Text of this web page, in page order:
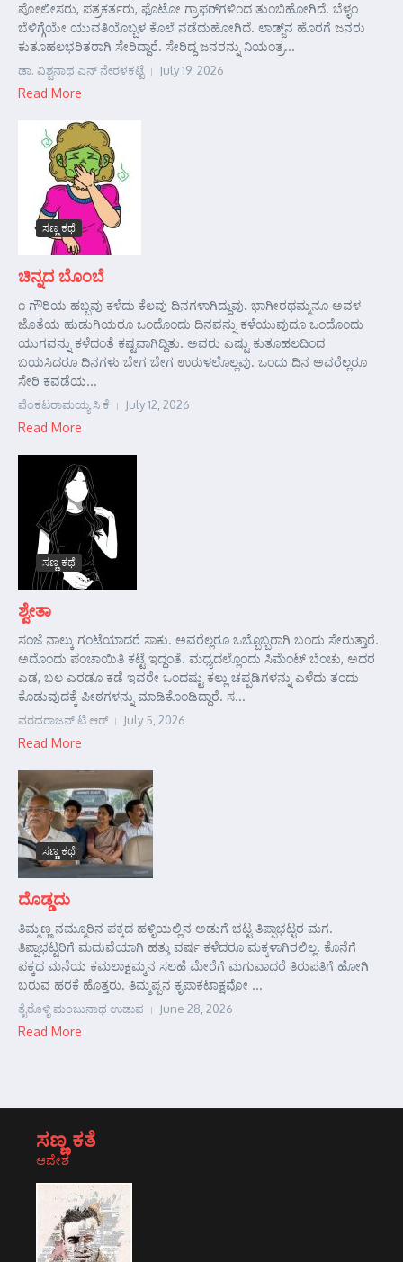
ಪೋಲೀಸರು, ಪತ್ರಕರ್ತರು, ಫೊಟೋ ಗ್ರಾಫರ್‌ಗಳಿಂದ ತುಂಬಿಹೋಗಿದೆ. ಬೆಳ್ಳಂ
ಬೆಳಿಗ್ಗೆಯೇ ಯುವತಿಯೊಬ್ಬಳ ಕೊಲೆ ನಡೆದುಹೋಗಿದೆ. ಲಾಡ್ಜ್‌ನ ಹೊರಗೆ ಜನರು
ಕುತೂಹಲಭರಿತರಾಗಿ ಸೇರಿದ್ದಾರೆ. ಸೇರಿದ್ದ ಜನರನ್ನು ನಿಯಂತ್ರ...
ಡಾ. ವಿಶ್ವನಾಥ ಎನ್ ನೇರಳಕಟ್ಟೆ July 19, 2026
Read More
ಸಣ್ಣ ಕಥೆ
ಚಿನ್ನದ ಬೊಂಬೆ
೧ ಗೌರಿಯ ಹಬ್ಬವು ಕಳೆದು ಕೆಲವು ದಿನಗಳಾಗಿದ್ದುವು. ಭಾಗೀರಥಮ್ಮನೂ ಅವಳ
ಜೊತೆಯ ಹುಡುಗಿಯರೂ ಒಂದೊಂದು ದಿನವನ್ನು ಕಳೆಯುವುದೂ ಒಂದೊಂದು
ಯುಗವನ್ನು ಕಳೆದಂತೆ ಕಷ್ಟವಾಗಿದ್ದಿತು. ಅವರು ಎಷ್ಟು ಕುತೂಹಲದಿಂದ
ಬಯಸಿದರೂ ದಿನಗಳು ಬೇಗ ಬೇಗ ಉರುಳಲೊಲ್ಲವು. ಒಂದು ದಿನ ಅವರೆಲ್ಲರೂ
ಸೇರಿ ಕವಡೆಯ...
ವೆಂಕಟರಾಮಯ್ಯ ಸಿ ಕೆ July 12, 2026
Read More
ಸಣ್ಣ ಕಥೆ
ಶ್ವೇತಾ
ಸಂಜೆ ನಾಲ್ಕು ಗಂಟೆಯಾದರೆ ಸಾಕು. ಅವರೆಲ್ಲರೂ ಒಬ್ಬೊಬ್ಬರಾಗಿ ಬಂದು ಸೇರುತ್ತಾರೆ.
ಅದೊಂದು ಪಂಚಾಯಿತಿ ಕಟ್ಟೆ ಇದ್ದಂತೆ. ಮಧ್ಯದಲ್ಲೊಂದು ಸಿಮೆಂಟ್ ಬೆಂಚು, ಅದರ
ಎಡ, ಬಲ ಎರಡೂ ಕಡೆ ಇವರೇ ಒಂದಷ್ಟು ಕಲ್ಲು ಚಪ್ಪಡಿಗಳನ್ನು ಎಳೆದು ತಂದು
ಕೊಡುವುದಕ್ಕೆ ಪೀಠಗಳನ್ನು ಮಾಡಿಕೊಂಡಿದ್ದಾರೆ. ಸ...
ವರದರಾಜನ್ ಟಿ ಆರ್ July 5, 2026
Read More
ಸಣ್ಣ ಕಥೆ
ದೊಡ್ಡದು
ತಿಮ್ಮಣ್ಣ ನಮ್ಮೂರಿನ ಪಕ್ಕದ ಹಳ್ಳಿಯಲ್ಲಿನ ಅಡುಗೆ ಭಟ್ಟ ತಿಪ್ಪಾಭಟ್ಟರ ಮಗ.
ತಿಪ್ಪಾಭಟ್ಟರಿಗೆ ಮದುವೆಯಾಗಿ ಹತ್ತು ವರ್ಷ ಕಳೆದರೂ ಮಕ್ಕಳಾಗಿರಲಿಲ್ಲ. ಕೊನೆಗೆ
ಪಕ್ಕದ ಮನೆಯ ಕಮಲಾಕ್ಷಮ್ಮನ ಸಲಹೆ ಮೇರೆಗೆ ಮಗುವಾದರೆ ತಿರುಪತಿಗೆ ಹೋಗಿ
ಬರುವ ಹರಕೆ ಹೊತ್ತರು. ತಿಮ್ಮಪ್ಪನ ಕೃಪಾಕಟಾಕ್ಷವೋ ...
ತೈರೊಳ್ಳಿ ಮಂಜುನಾಥ ಉಡುಪ June 28, 2026
Read More
ಸಣ್ಣ ಕತೆ
ಆವೇಶ